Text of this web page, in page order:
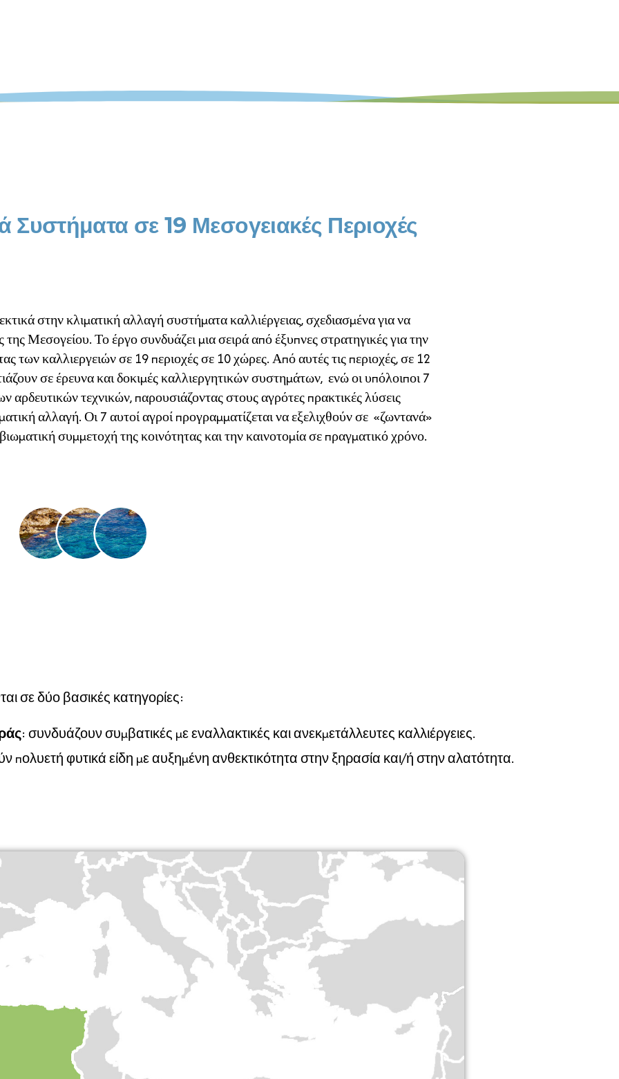
Συστήματα σε 19 Μεσογειακές Περιοχές
στην κλιματική αλλαγή συστήματα καλλιέργειας, σχεδιασμένα για να
της Μεσογείου. Το έργο συνδυάζει μια σειρά από έξυπνες στρατηγικές για την
των καλλιεργειών σε 19 περιοχές σε 10 χώρες. Από αυτές τις περιοχές, σε 12
σε έρευνα και δοκιμές καλλιεργητικών συστημάτων, ενώ οι υπόλοιποι 7
αρδευτικών τεχνικών, παρουσιάζοντας στους αγρότες πρακτικές λύσεις
αλλαγή. Οι 7 αυτοί αγροί προγραμματίζεται να εξελιχθούν σε «ζωντανά»
συμμετοχή της κοινότητας και την καινοτομία σε πραγματικό χρόνο.
σε δύο βασικές κατηγορίες:
: συνδυάζουν συμβατικές με εναλλακτικές και ανεκμετάλλευτες καλλιέργειες.
πολυετή φυτικά είδη με αυξημένη ανθεκτικότητα στην ξηρασία και/ή στην αλατότητα.